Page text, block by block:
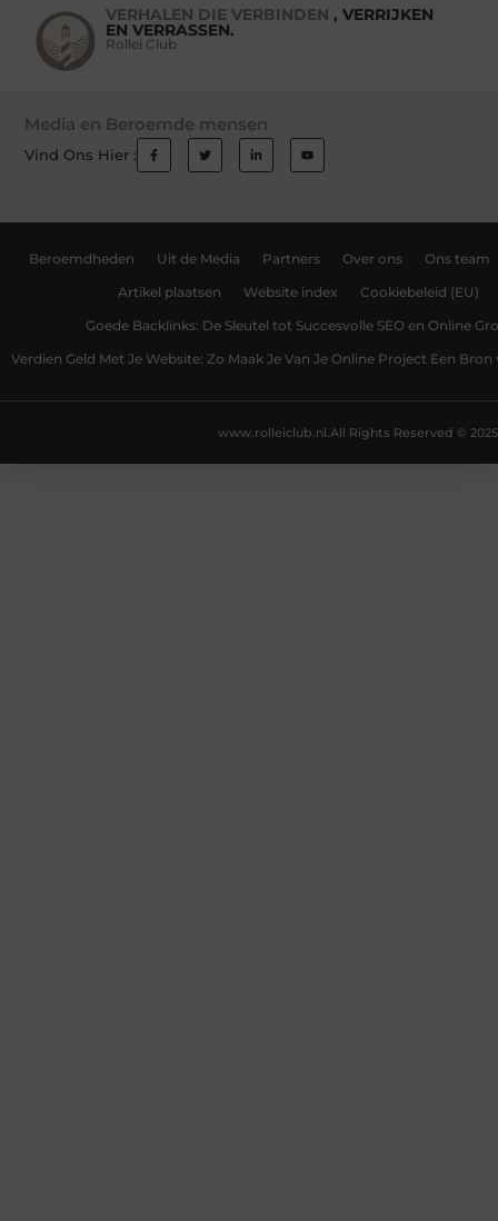
VERHALEN DIE VERBINDEN , VERRIJKEN
EN VERRASSEN.
Rollei Club
Media en Beroemde mensen
Vind Ons Hier :
Beroemdheden Uit de Media Partners Over ons Ons team
Artikel plaatsen Website index Cookiebeleid (EU)
Goede Backlinks: De Sleutel tot Succesvolle SEO en Online
Verdien Geld Met Je Website: Zo Maak Je Van Je Online Project Een
All Rights Reserved © 2025
www.rolleiclub.nl.